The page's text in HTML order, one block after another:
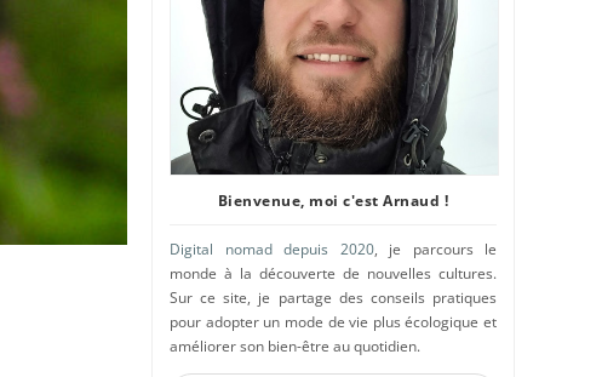
Bienvenue, moi c'est Arnaud !
Digital nomad depuis 2020, je parcours le
monde à la découverte de nouvelles cultures.
Sur ce site, je partage des conseils pratiques
pour adopter un mode de vie plus écologique et
améliorer son bien-être au quotidien.